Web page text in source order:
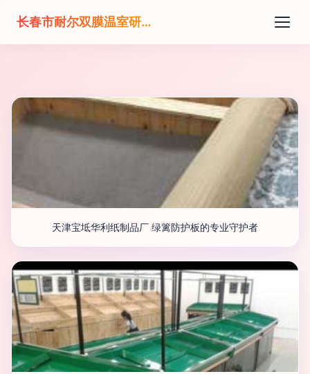
长春市耐尔双膜温室研发有限公司
天津宝坻华利纸制品厂 绿篱防护板的专业守护者